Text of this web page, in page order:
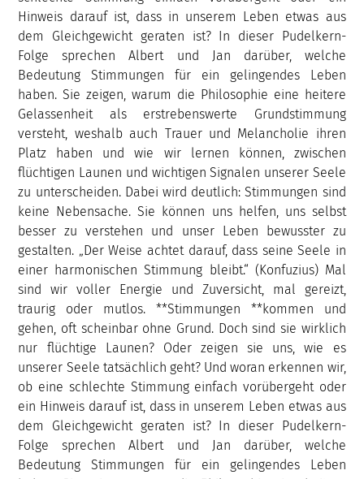
Hinweis darauf ist, dass in unserem Leben etwas aus
dem Gleichgewicht geraten ist? In dieser Pudelkern-
Folge sprechen Albert und Jan darüber, welche
Bedeutung Stimmungen für ein gelingendes Leben
haben. Sie zeigen, warum die Philosophie eine heitere
Gelassenheit als erstrebenswerte Grundstimmung
versteht, weshalb auch Trauer und Melancholie ihren
Platz haben und wie wir lernen können, zwischen
flüchtigen Launen und wichtigen Signalen unserer Seele
zu unterscheiden. Dabei wird deutlich: Stimmungen sind
keine Nebensache. Sie können uns helfen, uns selbst
besser zu verstehen und unser Leben bewusster zu
gestalten. „Der Weise achtet darauf, dass seine Seele in
einer harmonischen Stimmung bleibt.“ (Konfuzius) Mal
sind wir voller Energie und Zuversicht, mal gereizt,
traurig oder mutlos. **Stimmungen **kommen und
gehen, oft scheinbar ohne Grund. Doch sind sie wirklich
nur flüchtige Launen? Oder zeigen sie uns, wie es
unserer Seele tatsächlich geht? Und woran erkennen wir,
ob eine schlechte Stimmung einfach vorübergeht oder
ein Hinweis darauf ist, dass in unserem Leben etwas aus
dem Gleichgewicht geraten ist? In dieser Pudelkern-
Folge sprechen Albert und Jan darüber, welche
Bedeutung Stimmungen für ein gelingendes Leben